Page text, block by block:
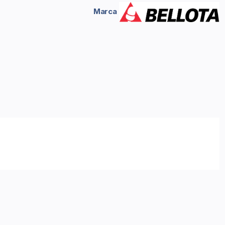
Marca